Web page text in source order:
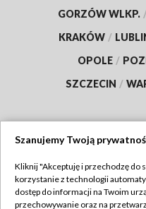
GORZÓW WLKP.
KRAKÓW /
OPOLE /
SZCZECIN /
Abonament TVP
Szanujemy Twoją
Kliknij "Akceptuję i przechodzę do
korzystanie z technologii
dostęp do informacji na Twoim
przechowywanie oraz na